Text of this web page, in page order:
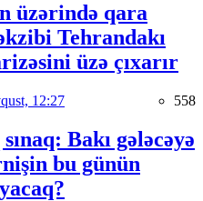
üzərində qara
Tehrandakı
üzə çıxarır
12:27 558
Bakı gələcəyə
bu günün